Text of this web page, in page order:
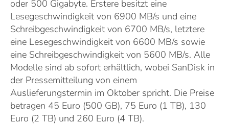
oder 500 Gigabyte. Erstere besitzt eine
Lesegeschwindigkeit von 6900 MB/s und eine
Schreibgeschwindigkeit von 6700 MB/s, letztere
eine Lesegeschwindigkeit von 6600 MB/s sowie
eine Schreibgeschwindigkeit von 5600 MB/s. Alle
Modelle sind ab sofort erhältlich, wobei SanDisk in
der Pressemitteilung von einem
Auslieferungstermin im Oktober spricht. Die Preise
betragen 45 Euro (500 GB), 75 Euro (1 TB), 130
Euro (2 TB) und 260 Euro (4 TB).